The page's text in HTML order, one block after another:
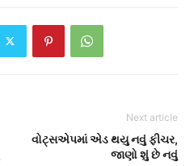
Next article
વોટ્સએપમાં એડ થયુ નવું ફીચર,
જાણો શું છે નવું